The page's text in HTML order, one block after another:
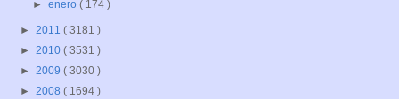
►enero( 174 )
► 2011 ( 3181 )
► 2010 ( 3531 )
► 2009 ( 3030 )
► 2008 ( 1694 )